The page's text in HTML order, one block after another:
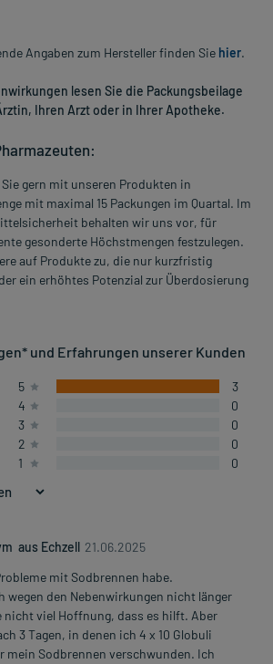
Angaben zum Hersteller finden Sie hier.
lesen Sie die Packungsbeilage
Ihren Arzt oder in Ihrer Apotheke.
gern mit unseren Produkten in
mit maximal 15 Packungen im Quartal. Im
behalten wir uns vor, für
gesonderte Höchstmengen festzulegen.
auf Produkte zu, die nur kurzfristig
ein erhöhtes Potenzial zur Überdosierung
und Erfahrungen unserer Kunden
5
3
4
0
3
0
2
0
1
0
aus Echzell 21.06.2025
mit Sodbrennen habe.
wegen den Nebenwirkungen nicht länger
nicht viel Hoffnung, dass es hilft. Aber
3 Tagen, in denen ich 4 x 10 Globuli
mein Sodbrennen verschwunden. Ich